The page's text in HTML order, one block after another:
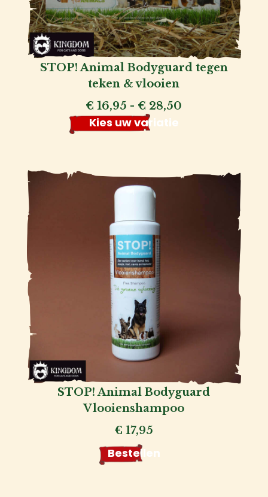
STOP! Animal Bodyguard tegen
teken & vlooien
€ 16,95 - € 28,50
Kies uw variatie
STOP! Animal Bodyguard
Vlooienshampoo
€ 17,95
Bestellen